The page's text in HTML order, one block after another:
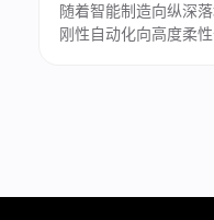
随着智能制造向纵深
刚性自动化向高度柔